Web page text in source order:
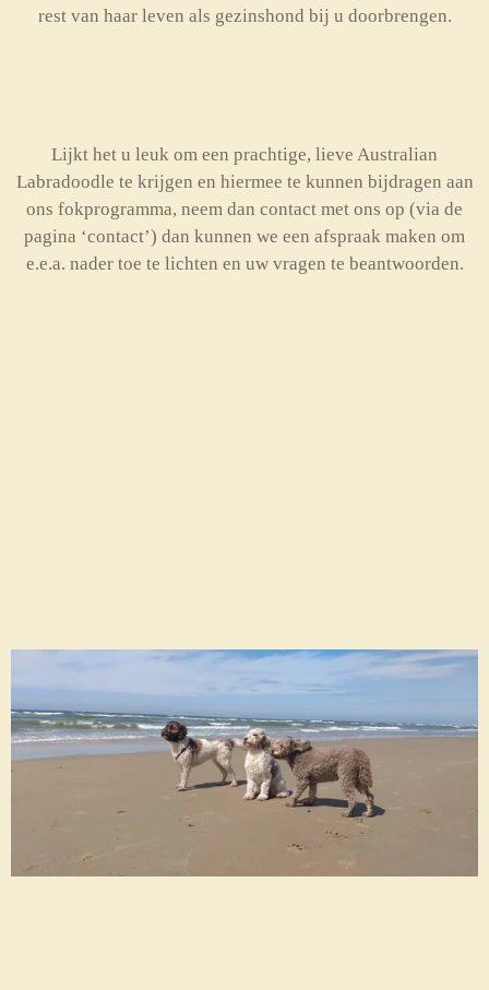
rest van haar leven als gezinshond bij u doorbrengen.
Lijkt het u leuk om een prachtige, lieve Australian
Labradoodle te krijgen en hiermee te kunnen bijdragen aan
ons fokprogramma, neem dan contact met ons op (via de
pagina ‘contact’) dan kunnen we een afspraak maken om
e.e.a. nader toe te lichten en uw vragen te beantwoorden.